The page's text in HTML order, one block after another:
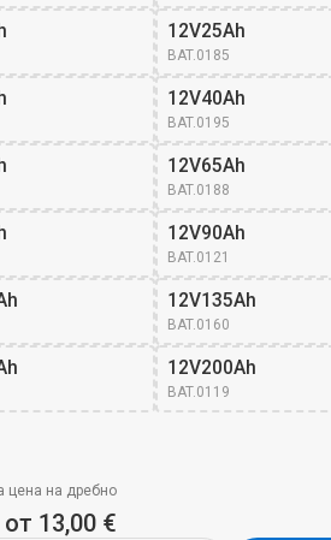
12V25Ah
BAT.0185
12V40Ah
BAT.0195
12V65Ah
BAT.0188
12V90Ah
BAT.0121
12V135Ah
BAT.0160
12V200Ah
BAT.0119
цена на дребно
от 13,00 €